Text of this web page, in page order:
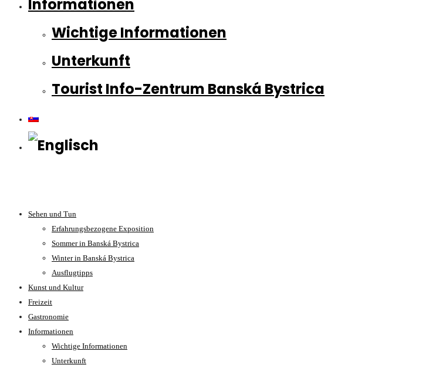
Informationen
Wichtige Informationen
Unterkunft
Tourist Info-Zentrum Banská Bystrica
Sehen und Tun
Erfahrungsbezogene Exposition
Sommer in Banská Bystrica
Winter in Banská Bystrica
Ausflugtipps
Kunst und Kultur
Freizeit
Gastronomie
Informationen
Wichtige Informationen
Unterkunft